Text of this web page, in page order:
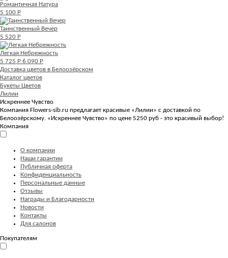
Романтичная Натура
5 100 Р
Таинственный Вечер
5 520 Р
Легкая Небрежность
5 725 Р 6 090 Р
Доставка цветов в Белоозёрском
Каталог цветов
Букеты Цветов
Лилии
Искреннее Чувство
Компания Flowers-sib.ru предлагает красивые «Лилии» с доставкой по
Белоозёрскому. «Искреннее Чувство» по цене 5250 руб - это красивый выбор!
Компания
О компании
Наши гарантии
Публичная оферта
Конфиденциальность
Персональные данные
Отзывы
Награды и Благодарности
Новости
Контакты
Для салонов
Покупателям